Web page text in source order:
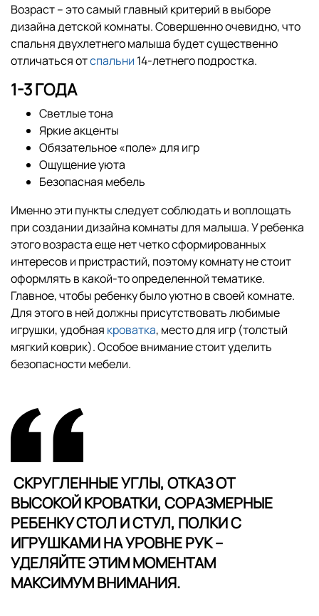
Возраст – это самый главный критерий в выборе
дизайна детской комнаты. Совершенно очевидно, что
спальня двухлетнего малыша будет существенно
отличаться отспальни 14-летнего подростка.
1-3 ГОДА
Светлые тона
Яркие акценты
Обязательное «поле» для игр
Ощущение уюта
Безопасная мебель
Именно эти пункты следует соблюдать и воплощать
при создании дизайна комнаты для малыша. У ребенка
этого возраста еще нет четко сформированных
интересов и пристрастий, поэтому комнату не стоит
оформлять в какой-то определенной тематике.
Главное, чтобы ребенку было уютно в своей комнате.
Для этого в ней должны присутствовать любимые
игрушки, удобная кроватка, место для игр (толстый
мягкий коврик). Особое внимание стоит уделить
безопасности мебели.
СКРУГЛЕННЫЕ УГЛЫ, ОТКАЗ ОТ
ВЫСОКОЙ КРОВАТКИ, СОРАЗМЕРНЫЕ
РЕБЕНКУ СТОЛ И СТУЛ, ПОЛКИ С
ИГРУШКАМИ НА УРОВНЕ РУК –
УДЕЛЯЙТЕ ЭТИМ МОМЕНТАМ
МАКСИМУМ ВНИМАНИЯ.